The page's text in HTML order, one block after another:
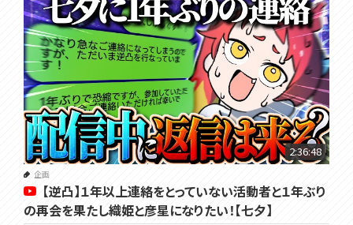
はじめまして！VOMSの緋笠トモシカです！
楽しいこといっぱいするよ！
仲良くしてね～
▽毎週日曜日10時からは定期雑談配信
★9月VOMSグッズのお知らせ★
9/21の緋笠トモシカ生誕祭を祝して、記念グッズを制作いたしました！
受注生産・常設グッズとなりますので、お気軽にお買い求めください。
▼ショップページはこちら
https://voms.booth.pm
2:36:48
企画
【逆凸】１年以上連絡をとっていない活動者と１年ぶり
の再会を果たし織姫と彦星になりたい！【七夕】